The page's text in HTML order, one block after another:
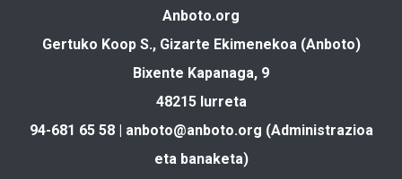
Anboto.org
Gertuko Koop S., Gizarte Ekimenekoa (Anboto)
Bixente Kapanaga, 9
48215 Iurreta
94-681 65 58 | anboto@anboto.org (Administrazioa
eta banaketa)